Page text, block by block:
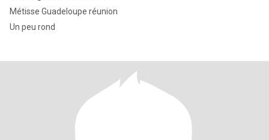
Métisse Guadeloupe réunion
Un peu rond